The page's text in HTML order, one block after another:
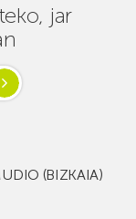
jar
(BIZKAIA)